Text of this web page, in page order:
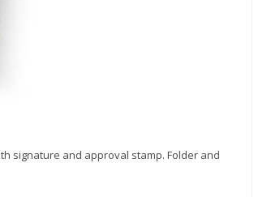
signature and approval stamp. Folder and